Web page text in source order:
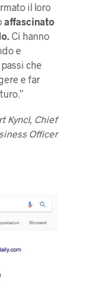
il loro
affascinato
Ci hanno
e
che
e far
Kyncl, Chief
Officer